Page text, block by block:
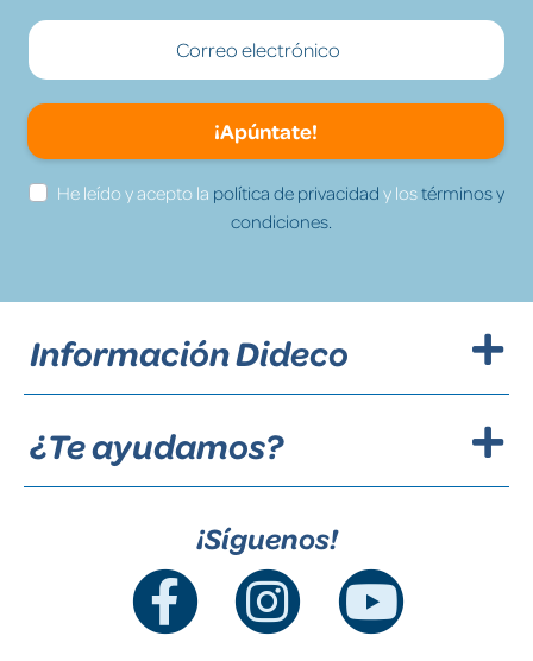
¡Apúntate!
He leído y acepto la política de privacidad y lostérminos y
condiciones.
Información Dideco
¿Te ayudamos?
¡Síguenos!